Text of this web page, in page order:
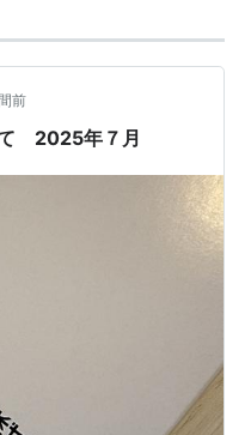
前
て 2025年７月